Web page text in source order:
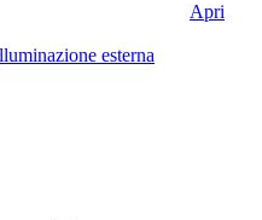
Apri
esterna